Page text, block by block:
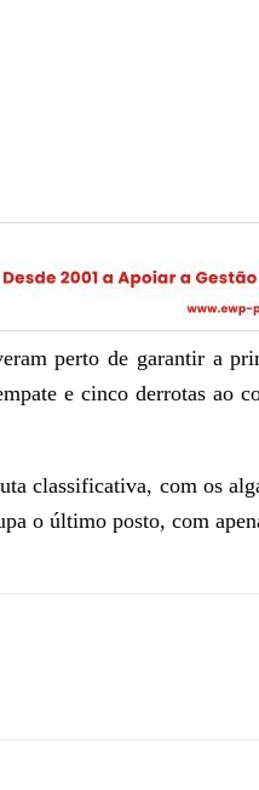
perto de garantir a
e cinco derrotas ao
classificativa, com os
o último posto, com